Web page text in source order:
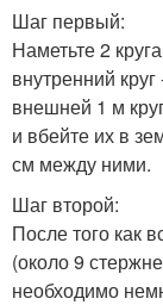
Шаг первый:
Наметьте 2
внутренний
внешней 1 м
и вбейте их в
см между ними.
Шаг второй:
После того как
(около 9
необходимо